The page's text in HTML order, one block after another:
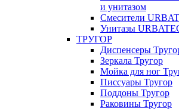
и унитазом
Смесители
Унитазы
ТРУГОР
Диспенсеры
Зеркала Тругор
Мойка для ног
Писсуары Тругор
Поддоны Тругор
Раковины Тругор